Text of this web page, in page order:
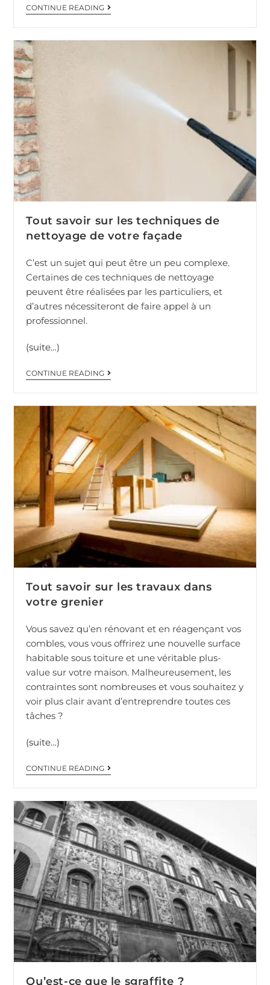
CONTINUE READING
Tout savoir sur les techniques de
nettoyage de votre façade
C’est un sujet qui peut être un peu complexe.
Certaines de ces techniques de nettoyage
peuvent être réalisées par les particuliers, et
d’autres nécessiteront de faire appel à un
professionnel.
(suite…)
CONTINUE READING
Tout savoir sur les travaux dans
votre grenier
Vous savez qu’en rénovant et en réagençant vos
combles, vous vous offrirez une nouvelle surface
habitable sous toiture et une véritable plus-
value sur votre maison. Malheureusement, les
contraintes sont nombreuses et vous souhaitez y
voir plus clair avant d’entreprendre toutes ces
tâches ?
(suite…)
CONTINUE READING
Qu’est-ce que le sgraffite ?